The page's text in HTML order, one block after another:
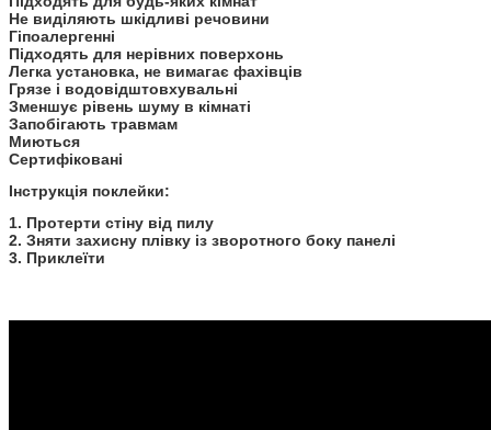
Не виділяють шкідливі речовини
Гіпоалергенні
Підходять для нерівних поверхонь
Легка установка, не вимагає фахівців
Грязе і водовідштовхувальні
Зменшує рівень шуму в кімнаті
Запобігають травмам
Миються
Сертифіковані
Інструкція поклейки:
1. Протерти стіну від пилу
2. Зняти захисну плівку із зворотного боку панелі
3. Приклеїти